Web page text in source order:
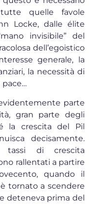
quelle favole
Locke, dalle élite
invisibile” del
dell’egoistico
generale, la
la necessità di
pace…
parte
gran parte degli
la crescita del Pil
decisamente.
tassi di crescita
rallentati a partire
quando il
tornato a scendere
deteneva prima del